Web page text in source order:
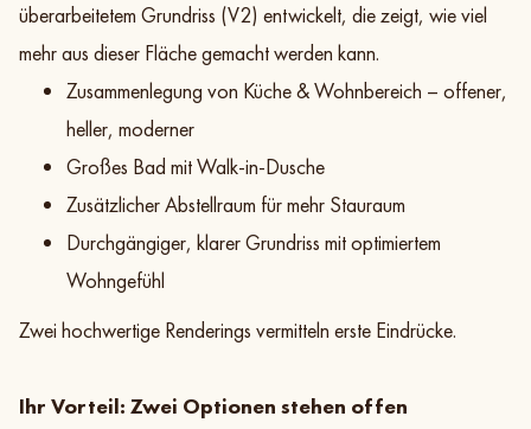
überarbeitetem Grundriss (V2) entwickelt, die zeigt, wie viel
mehr aus dieser Fläche gemacht werden kann.
Zusammenlegung von Küche & Wohnbereich – offener,
heller, moderner
Großes Bad mit Walk-in-Dusche
Zusätzlicher Abstellraum für mehr Stauraum
Durchgängiger, klarer Grundriss mit optimiertem
Wohngefühl
Zwei hochwertige Renderings vermitteln erste Eindrücke.
Ihr Vorteil: Zwei Optionen stehen offen